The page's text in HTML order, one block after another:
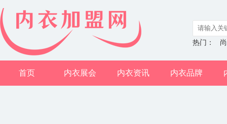
热门：
首页 内衣展会 内衣资讯 内衣品牌